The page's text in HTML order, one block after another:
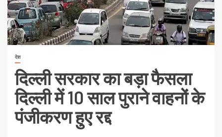
देश
दिल्ली सरकार का बड़ा फैसला
दिल्ली में 10 साल पुराने वाहनों के
पंजीकरण हुए रद्द